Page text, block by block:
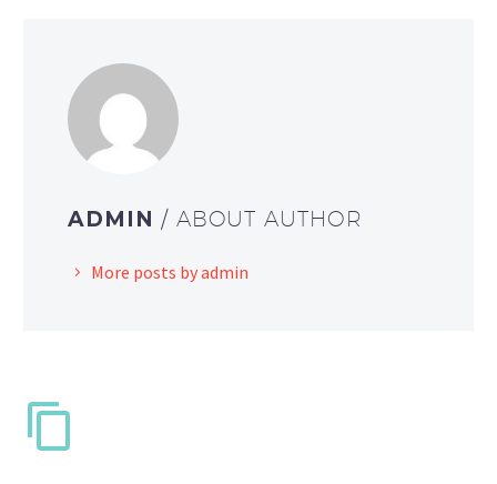
ADMIN / ABOUT AUTHOR
More posts by admin